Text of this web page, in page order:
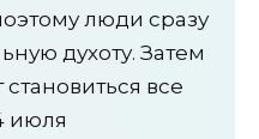
люди сразу
духоту. Затем
все
июля